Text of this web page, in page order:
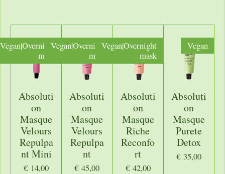
Vegan|Overnight
mask
Absoluti
on
Masque
Velours
Repulpa
nt Mini
€ 14,00
Vegan|Overnight
mask
Absoluti
on
Masque
Velours
Repulpa
nt
€ 45,00
Vegan|Overnight
mask
Absoluti
on
Masque
Riche
Reconfo
rt
€ 42,00
Vegan
Absoluti
on
Masque
Purete
Detox
€ 35,00